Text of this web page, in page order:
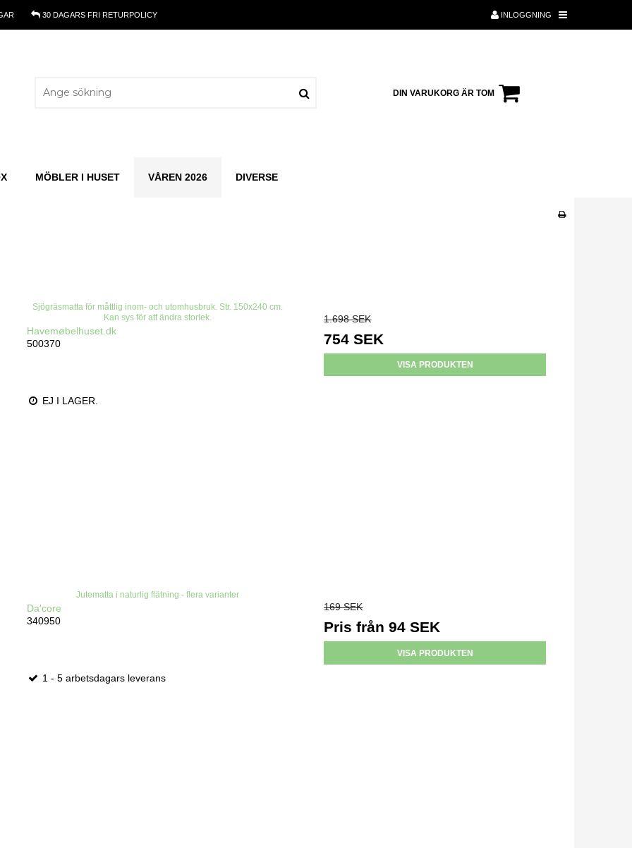
30 DAGARS FRI RETURPOLICY INLOGGNING
DIN VARUKORG ÄR TOM
MÖBLER I HUSET VÅREN 2026 DIVERSE
Sjögräsmatta för måttlig inom- och utomhusbruk. Str. 150x240 cm.
Kan sys för att ändra storlek.
Havemøbelhuset.dk
500370
EJ I LAGER.
1.698 SEK
754 SEK
VISA PRODUKTEN
Jutematta i naturlig flätning - flera varianter
Da'core
340950
1 - 5 arbetsdagars leverans
169 SEK
Pris från94 SEK
VISA PRODUKTEN